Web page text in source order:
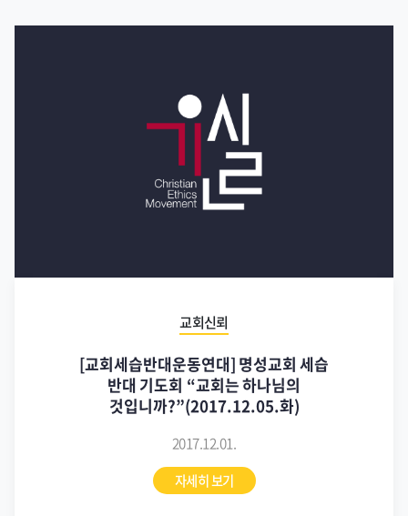
교회신뢰
[교회세습반대운동연대] 명성교회 세습
반대 기도회 “교회는 하나님의
것입니까?”(2017.12.05.화)
2017.12.01.
자세히 보기